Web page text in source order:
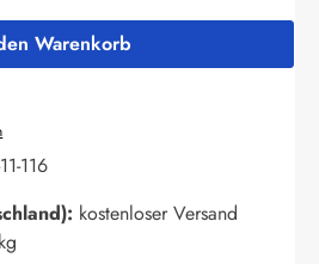
Warenkorb
116
kostenloser Versand